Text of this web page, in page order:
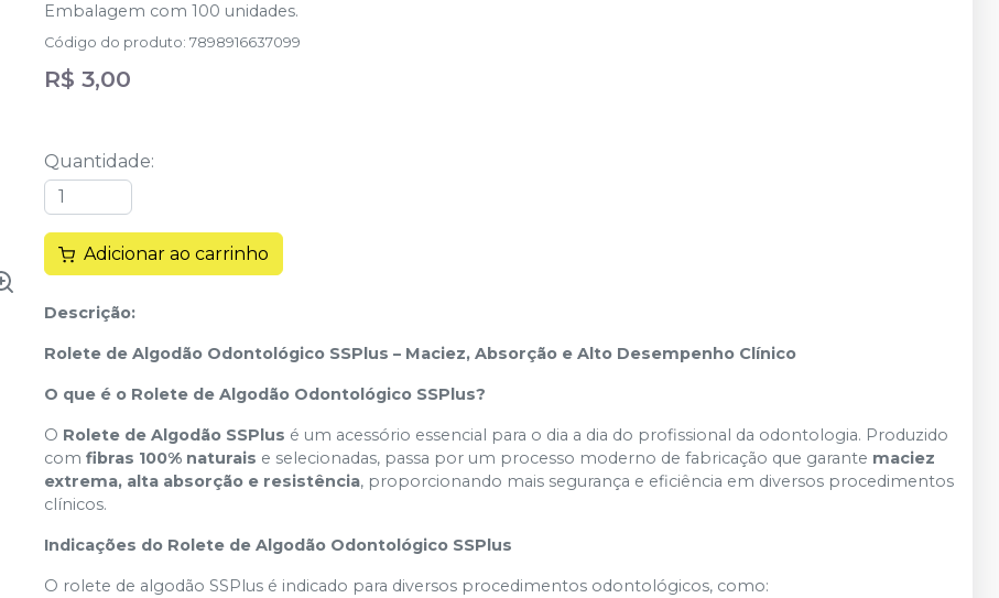
Embalagem com 100 unidades.
Código do produto:7898916637099
R$ 3,00
Quantidade:
Adicionar ao carrinho
Descrição:
Rolete de Algodão Odontológico SSPlus – Maciez, Absorção e Alto Desempenho Clínico
O que é o Rolete de Algodão Odontológico SSPlus?
O Rolete de Algodão SSPlus é um acessório essencial para o dia a dia do profissional da odontologia. Produzido
comfibras 100% naturais e selecionadas, passa por um processo moderno de fabricação que garante maciez
extrema, alta absorção e resistência, proporcionando mais segurança e eficiência em diversos procedimentos
clínicos.
Indicações do Rolete de Algodão Odontológico SSPlus
O rolete de algodão SSPlus é indicado para diversos procedimentos odontológicos, como: